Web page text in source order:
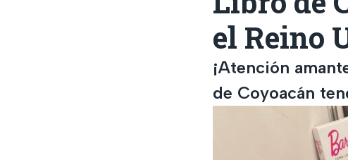
el Reino
¡Atención
de Coyoacán